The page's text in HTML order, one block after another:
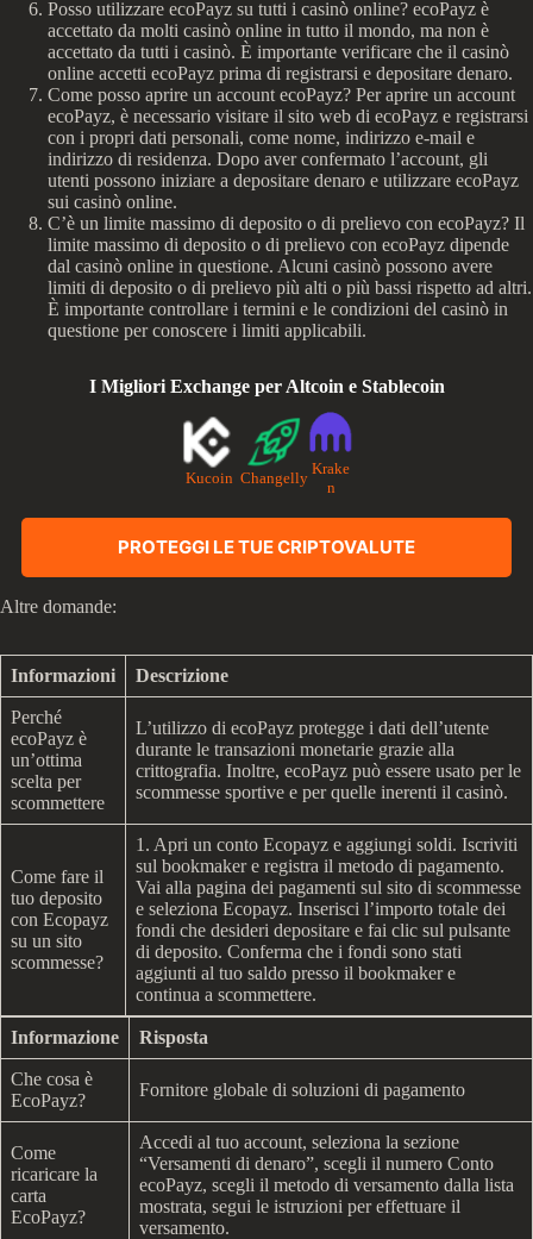
Posso utilizzare ecoPayz su tutti i casinò online? ecoPayz è
accettato da molti casinò online in tutto il mondo, ma non è
accettato da tutti i casinò. È importante verificare che il casinò
online accetti ecoPayz prima di registrarsi e depositare denaro.
Come posso aprire un account ecoPayz? Per aprire un account
ecoPayz, è necessario visitare il sito web di ecoPayz e registrarsi
con i propri dati personali, come nome, indirizzo e-mail e
indirizzo di residenza. Dopo aver confermato l’account, gli
utenti possono iniziare a depositare denaro e utilizzare ecoPayz
sui casinò online.
C’è un limite massimo di deposito o di prelievo con ecoPayz? Il
limite massimo di deposito o di prelievo con ecoPayz dipende
dal casinò online in questione. Alcuni casinò possono avere
limiti di deposito o di prelievo più alti o più bassi rispetto ad altri.
È importante controllare i termini e le condizioni del casinò in
questione per conoscere i limiti applicabili.
I Migliori Exchange per Altcoin e Stablecoin
Kucoin Changelly
Krake
n
PROTEGGI LE TUE CRIPTOVALUTE
Altre domande:
Informazioni Descrizione
Perché
ecoPayz è
un’ottima
scelta per
scommettere
L’utilizzo di ecoPayz protegge i dati dell’utente
durante le transazioni monetarie grazie alla
crittografia. Inoltre, ecoPayz può essere usato per le
scommesse sportive e per quelle inerenti il casinò.
Come fare il
tuo deposito
con Ecopayz
su un sito
scommesse?
1. Apri un conto Ecopayz e aggiungi soldi. Iscriviti
sul bookmaker e registra il metodo di pagamento.
Vai alla pagina dei pagamenti sul sito di scommesse
e seleziona Ecopayz. Inserisci l’importo totale dei
fondi che desideri depositare e fai clic sul pulsante
di deposito. Conferma che i fondi sono stati
aggiunti al tuo saldo presso il bookmaker e
continua a scommettere.
Informazione Risposta
Che cosa è
EcoPayz?
Fornitore globale di soluzioni di pagamento
Come
ricaricare la
carta
EcoPayz?
Accedi al tuo account, seleziona la sezione
“Versamenti di denaro”, scegli il numero Conto
ecoPayz, scegli il metodo di versamento dalla lista
mostrata, segui le istruzioni per effettuare il
versamento.